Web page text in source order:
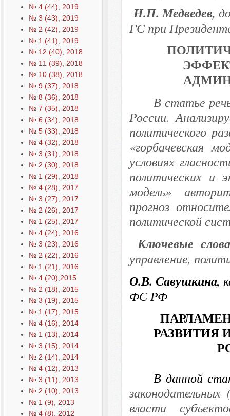
№ 4 (44), 2019
№ 3 (43), 2019
№ 2 (42), 2019
№ 1 (41), 2019
№ 12 (40), 2018
№ 11 (39), 2018
№ 10 (38), 2018
№ 9 (37), 2018
№ 8 (36), 2018
№ 7 (35), 2018
№ 6 (34), 2018
№ 5 (33), 2018
№ 4 (32), 2018
№ 3 (31), 2018
№ 2 (30), 2018
№ 1 (29), 2018
№ 4 (28), 2017
№ 3 (27), 2017
№ 2 (26), 2017
№ 1 (25), 2017
№ 4 (24), 2016
№ 3 (23), 2016
№ 2 (22), 2016
№ 1 (21), 2016
№ 4 (20),2015
№ 2 (18), 2015
№ 3 (19), 2015
№ 1 (17), 2015
№ 4 (16), 2014
№ 1 (13), 2014
№ 3 (15), 2014
№ 2 (14), 2014
№ 4 (12), 2013
№ 3 (11), 2013
№ 2 (10), 2013
№ 1 (9), 2013
№ 4 (8), 2012
Н.П. Медведев,
ГС при
В статье
России.
политического
«горбачевская
условиях
политических и
модель»
прогноз
политической
Ключевые
управление,
О.В. Савушкина,
ФС РФ
РАЗВИТИЯ
В данной
законодательных
власти